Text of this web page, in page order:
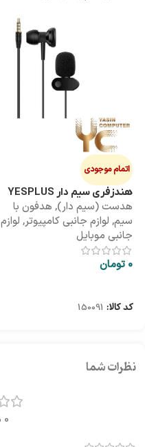
اتمام موجودی
هندزفری سیم دار YESPLUS
YS-113
هدست (سیم دار), هدفون با
سیم, لوازم جانبی کامپیوتر, لوازم
جانبی موبایل
0 تومان
کد کالا: 150091
نظرات شما
0 دیدگاه